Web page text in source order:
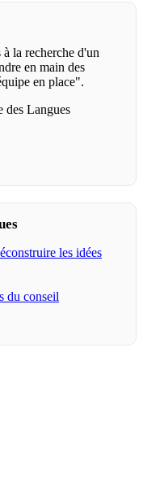
la recherche d'un
en main des
en place".
des Langues
les idées
du conseil